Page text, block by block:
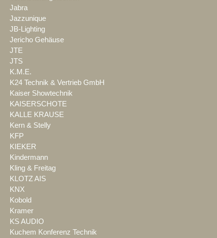
Jabra
Jazzunique
JB-Lighting
Jericho Gehäuse
JTE
JTS
K.M.E.
K24 Technik & Vertrieb GmbH
Kaiser Showtechnik
KAISERSCHOTE
KALLE KRAUSE
Kern & Stelly
KFP
KIEKER
Kindermann
Kling & Freitag
KLOTZ AIS
KNX
Kobold
Kramer
KS AUDIO
Kuchem Konferenz Technik